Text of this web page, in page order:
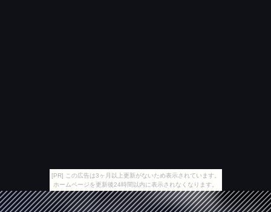
[PR] この広告は3ヶ月以上更新がないため表示されています。
ホームページを更新後24時間以内に表示されなくなります。